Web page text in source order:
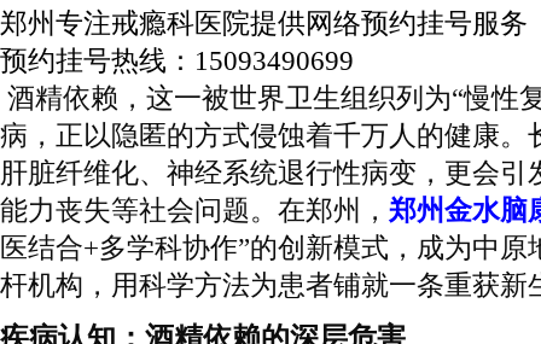
郑州专注戒瘾科医院提供网络预约挂号服务
预约挂号热线：15093490699
酒精依赖，这一被世界卫生组织列为“慢性
病，正以隐匿的方式侵蚀着千万人的健康。
肝脏纤维化、神经系统退行性病变，更会引
能力丧失等社会问题。在郑州， 郑州金水脑
医结合+多学科协作”的创新模式，成为中原
杆机构，用科学方法为患者铺就一条重获新